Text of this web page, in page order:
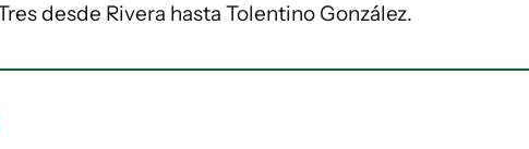
desde Rivera hasta Tolentino González.